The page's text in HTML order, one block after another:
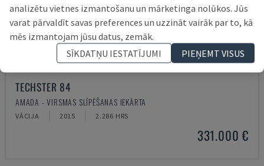
TECHSTER 84
AMADA - VIRSMAS SLĪPĒŠANAS IEKĀRTA
VĀCIJA 2015 2.286 HRS
331.000 €
analizētu vietnes izmantošanu un mārketinga nolūkos. Jūs
varat pārvaldīt savas preferences un uzzināt vairāk par to, kā
mēs izmantojam jūsu datus, zemāk.
SĪKDATŅU IESTATĪJUMI
PIEŅEMT VISUS